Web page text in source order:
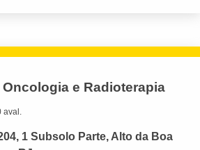
e Radioterapia
aval.
1 Subsolo Parte, Alto da Boa